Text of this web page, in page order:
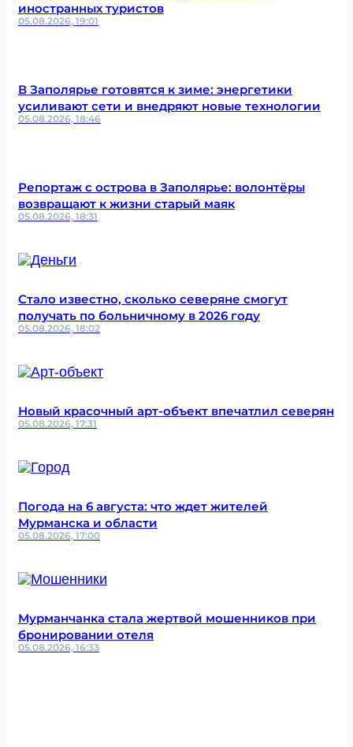
иностранных туристов
05.08.2026, 19:01
В Заполярье готовятся к зиме: энергетики
усиливают сети и внедряют новые технологии
05.08.2026, 18:46
Репортаж с острова в Заполярье: волонтёры
возвращают к жизни старый маяк
05.08.2026, 18:31
Стало известно, сколько северяне смогут
получать по больничному в 2026 году
05.08.2026, 18:02
Новый красочный арт-объект впечатлил северян
05.08.2026, 17:31
Погода на 6 августа: что ждет жителей
Мурманска и области
05.08.2026, 17:00
Мурманчанка стала жертвой мошенников при
бронировании отеля
05.08.2026, 16:33